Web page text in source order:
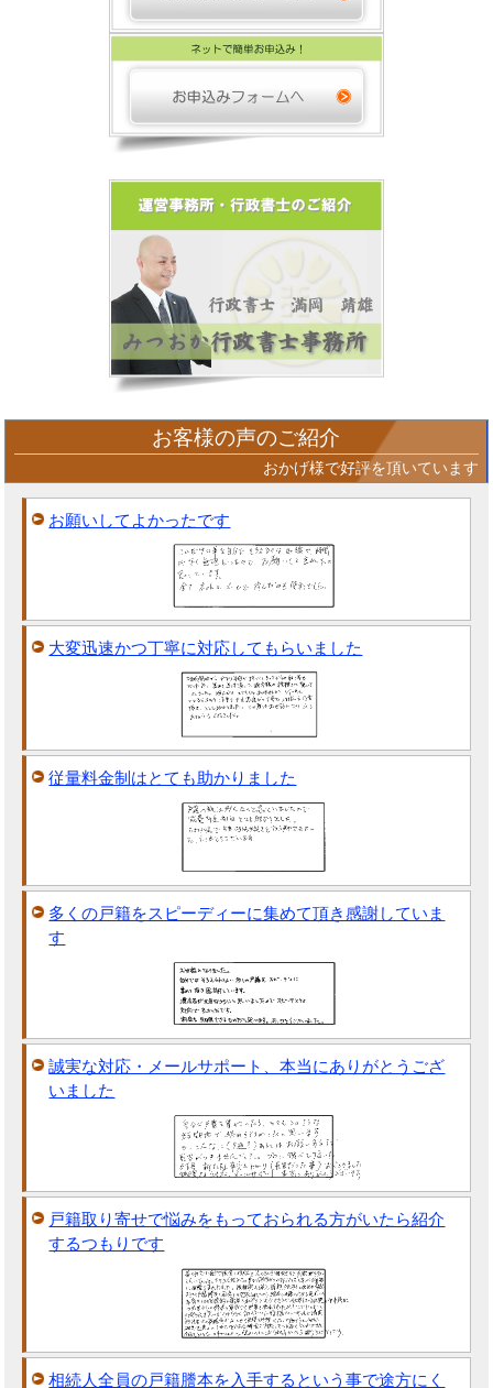
お客様の声のご紹介
おかげ様で好評を頂いています
お願いしてよかったです
大変迅速かつ丁寧に対応してもらいました
従量料金制はとても助かりました
多くの戸籍をスピーディーに集めて頂き感謝していま
す
誠実な対応・メールサポート、本当にありがとうござ
いました
戸籍取り寄せで悩みをもっておられる方がいたら紹介
するつもりです
相続人全員の戸籍謄本を入手するという事で途方にく